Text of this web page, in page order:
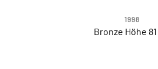
1998
Bronze Höhe